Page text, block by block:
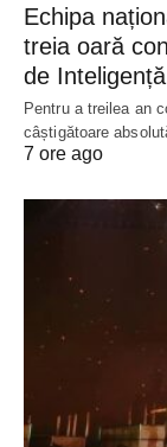
Echipa
treia oară
de
Pentru a treilea an
câștigătoare
7 ore ago